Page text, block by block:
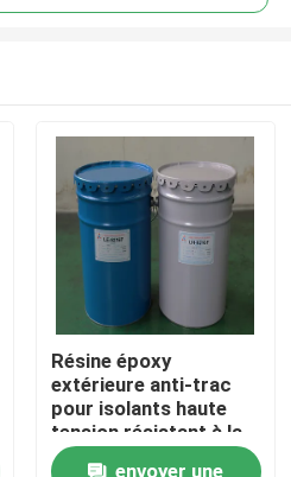
Résine époxy
extérieure anti-trac
pour isolants haute
tension résistant à la
scission et aux chocs
envoyer une